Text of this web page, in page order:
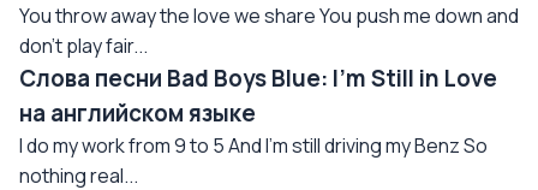
You throw away the love we share You push me down and
don't play fair...
Слова песни Bad Boys Blue: I'm Still in Love
на английском языке
I do my work from 9 to 5 And I'm still driving my Benz So
nothing real...